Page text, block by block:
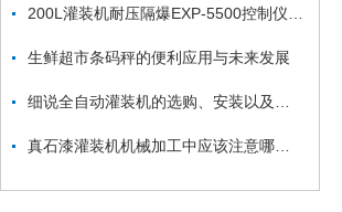
生鲜超市条码秤的便利应用与未来发展